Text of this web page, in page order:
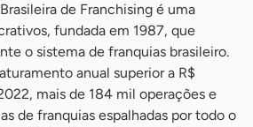
de Franchising é uma
fundada em 1987, que
o sistema de franquias brasileiro.
anual superior a R$
mais de 184 mil operações e
de franquias espalhadas por todo o